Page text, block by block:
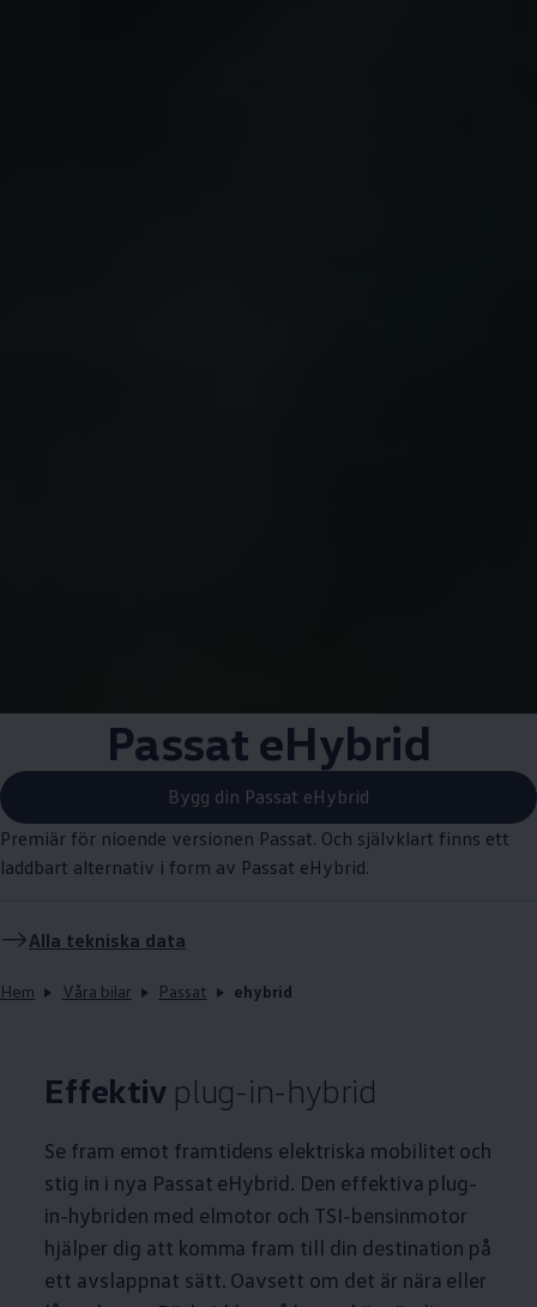
Passat eHybrid
Bygg din Passat eHybrid
Premiär för nioende versionen Passat. Och självklart finns ett
laddbart alternativ i form av Passat eHybrid.
Alla tekniska data
Hem Våra bilar Passat ehybrid
Effektiv plug-in-hybrid
Se fram emot framtidens elektriska mobilitet och
stig in i nya Passat eHybrid. Den effektiva plug-
in-hybriden med elmotor och TSI-bensinmotor
hjälper dig att komma fram till din destination på
ett avslappnat sätt. Oavsett om det är nära eller